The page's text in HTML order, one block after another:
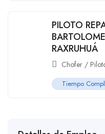
PILOTO
RAXRUHUÁ
Chofer /
Tiempo